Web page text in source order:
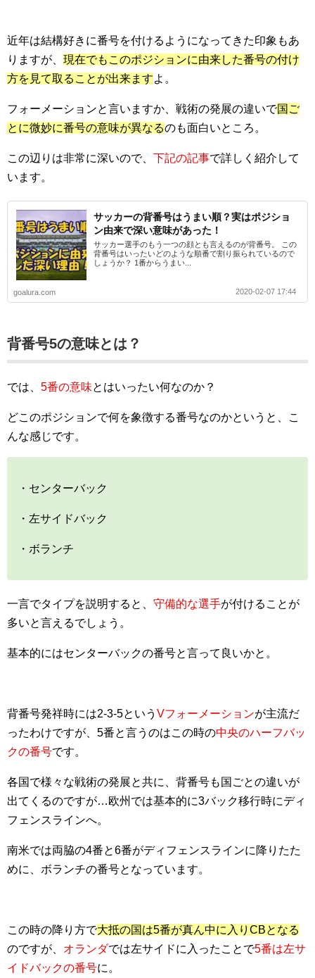
近年は結構好きに番号を付けるようになってきた印象もあ
りますが、 現在でもこのポジションに由来した番号の付け
方を見て取ることが出来ますよ。
フォーメーションと言いますか、戦術の発展の違いで国ご
とに微妙に番号の意味が異なるのも面白いところ。
この辺りは非常に深いので、 下記の記事で詳しく紹介して
います。
サッカーの背番号はうまい順？実はポジショ
ン由来で深い意味があった！
サッカー選手のもう一つの顔とも言えるのが背番号。 この
背番号はいったいどのような順番で割り振られているので
しょうか？ 1番からうまい...
goalura.com 2020-02-07 17:44
背番号5の意味とは？
では、 5番の意味とはいったい何なのか？
どこのポジションで何を象徴する番号なのかというと、こ
んな感じです。
・センターバック
・左サイドバック
・ボランチ
一言でタイプを説明すると、 守備的な選手が付けることが
多いと言えるでしょう。
基本的にはセンターバックの番号と言って良いかと。
背番号発祥時には2-3-5という Vフォーメーションが主流だ
ったわけですが、5番と言うのはこの時の中央のハーフバッ
クの番号です。
各国で様々な戦術の発展と共に、背番号も国ごとの違いが
出てくるのですが…欧州では基本的に3バック移行時にディ
フェンスラインへ。
南米では両脇の4番と6番がディフェンスラインに降りたた
めに、ボランチの番号となっています。
この時の降り方で大抵の国は5番が真ん中に入りCBとなる
のですが、 オランダでは左サイドに入ったことで5番は左サ
イドバックの番号に。